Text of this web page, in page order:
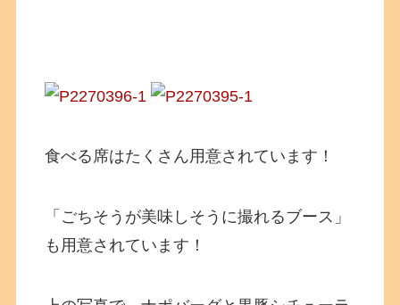
食べる席はたくさん用意されています！
「ごちそうが美味しそうに撮れるブース」
も用意されています！